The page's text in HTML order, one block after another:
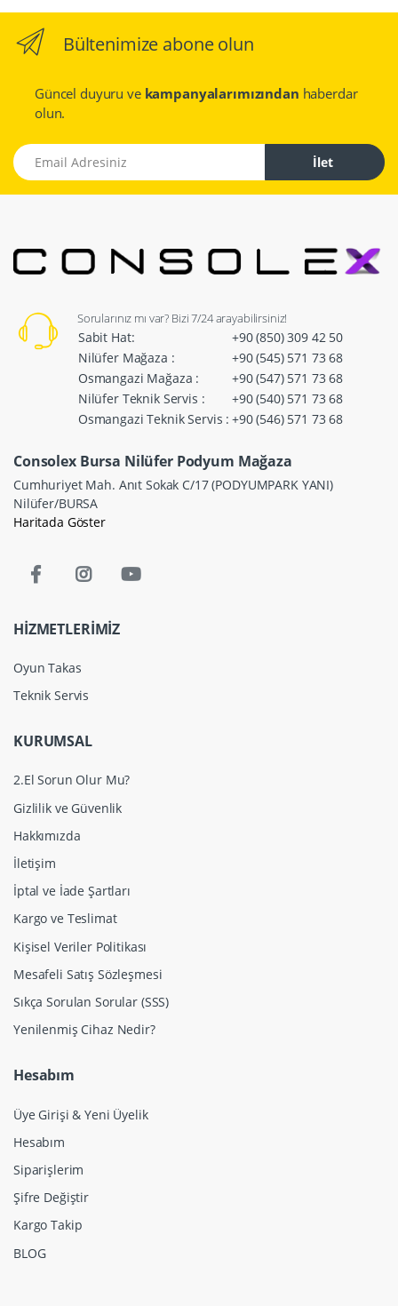
Bültenimize abone olun
Güncel duyuru ve kampanyalarımızından haberdar
olun.
Email Adresiniz
İlet
Sorularınız mı var? Bizi 7/24 arayabilirsiniz!
Sabit Hat:
+90 (850) 309 42 50
Nilüfer Mağaza :
+90 (545) 571 73 68
Osmangazi Mağaza :
+90 (547) 571 73 68
Nilüfer Teknik Servis :
+90 (540) 571 73 68
Osmangazi Teknik Servis : +90 (546) 571 73 68
Consolex Bursa Nilüfer Podyum Mağaza
Cumhuriyet Mah. Anıt Sokak C/17 (PODYUMPARK YANI)
Nilüfer/BURSA
Haritada Göster
HİZMETLERİMİZ
Oyun Takas
Teknik Servis
KURUMSAL
2.El Sorun Olur Mu?
Gizlilik ve Güvenlik
Hakkımızda
İletişim
İptal ve İade Şartları
Kargo ve Teslimat
Kişisel Veriler Politikası
Mesafeli Satış Sözleşmesi
Sıkça Sorulan Sorular (SSS)
Yenilenmiş Cihaz Nedir?
Hesabım
Üye Girişi & Yeni Üyelik
Hesabım
Siparişlerim
Şifre Değiştir
Kargo Takip
BLOG